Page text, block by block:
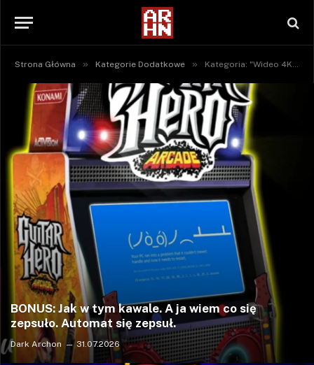
Strona Główna » Kategorie Dodatkowe » Kategoria: "Wideo 4K" (Strona 30)
BONUS: Jak w tym kawale. A ja wiem co się
zepsuło. Automat się zepsuł.
Dark Archon 31.07.2026